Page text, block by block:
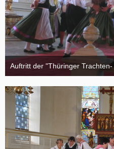
Auftritt der "Thüringer
18. August 2015